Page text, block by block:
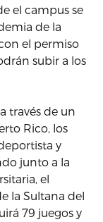
el campus se
de la
el permiso
subir a los
través de un
Rico, los
y
junto a la
el
la Sultana del
79 juegos y